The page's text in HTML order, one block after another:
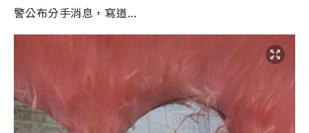
警公布分手消息，寫道...